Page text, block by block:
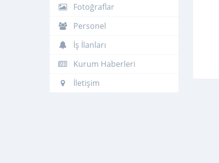
Fotoğraflar
Personel
İş İlanları
Kurum Haberleri
İletişim